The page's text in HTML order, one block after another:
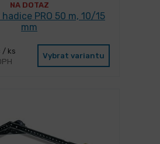
NA DOTAZ
PRO 50 m, 10/15
mm
/ ks
Vybrat variantu